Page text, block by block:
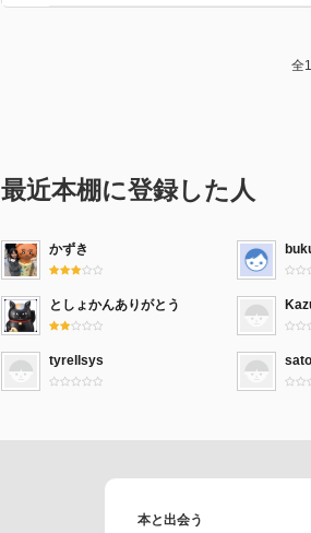
全
最近本棚に登録した人
かずき
としょかんありがとう
tyrellsys
本と出会う